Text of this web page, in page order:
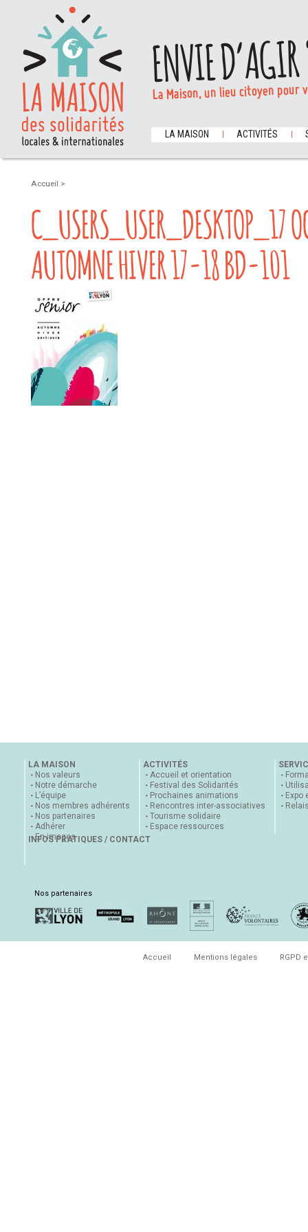
ENVIE
La Maison, un lieu citoyen
LA MAISON ACTIVITÉS
Accueil >
C_USERS_USER_DESKTOP_17
AUTOMNE HIVER 17-18 BD-101
LA MAISON
Nos valeurs
Notre démarche
L’équipe
Nos membres adhérents
Nos partenaires
Adhérer
En images
ACTIVITÉS
Accueil et orientation
Festival des Solidarités
Prochaines animations
Rencontres inter-associatives
Tourisme solidaire
Espace ressources
Expo
INFOS PRATIQUES / CONTACT
Nos partenaires
Accueil Mentions légales RGPD